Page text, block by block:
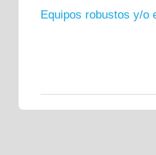
Equipos robustos y/o